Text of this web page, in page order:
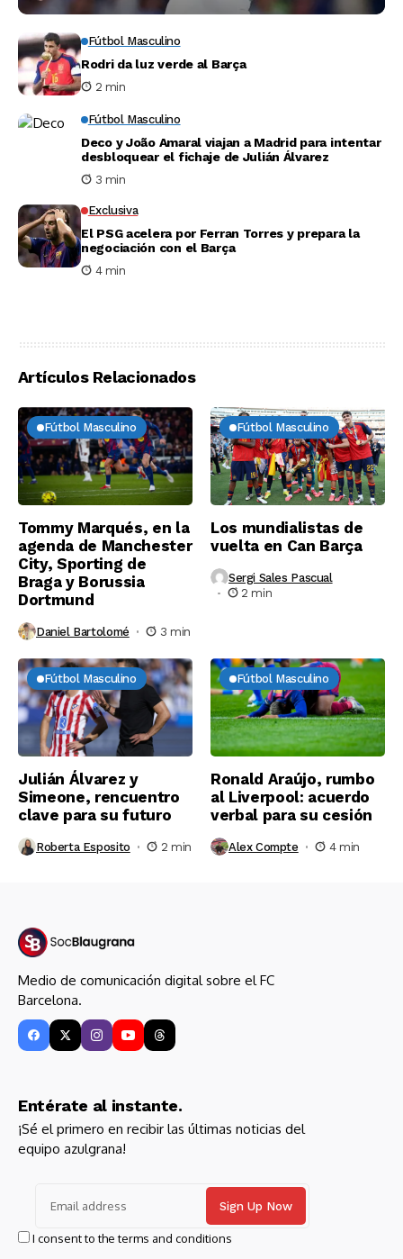
Fútbol Masculino
Rodri da luz verde al Barça
2 min
Fútbol Masculino
Deco y João Amaral viajan a Madrid para intentar
desbloquear el fichaje de Julián Álvarez
3 min
Exclusiva
El PSG acelera por Ferran Torres y prepara la
negociación con el Barça
4 min
Artículos Relacionados
Fútbol Masculino
Tommy Marqués, en la
agenda de Manchester
City, Sporting de
Braga y Borussia
Dortmund
Daniel Bartolomé 3 min
Fútbol Masculino
Los mundialistas de
vuelta en Can Barça
Sergi Sales Pascual
2 min
Fútbol Masculino
Julián Álvarez y
Simeone, rencuentro
clave para su futuro
Roberta Esposito 2 min
Fútbol Masculino
Ronald Araújo, rumbo
al Liverpool: acuerdo
verbal para su cesión
Alex Compte 4 min
Medio de comunicación digital sobre el FC
Barcelona.
Entérate al instante.
¡Sé el primero en recibir las últimas noticias del
equipo azulgrana!
I consent to the terms and conditions